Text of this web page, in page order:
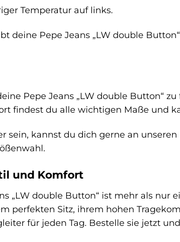
Temperatur auf links.
deine Pepe Jeans „LW double
Pepe Jeans „LW double Button“
findest du alle wichtigen Maße und
sein, kannst du dich gerne an
und Komfort
„LW double Button“ ist mehr als nur
perfekten Sitz, ihrem hohen
für jeden Tag. Bestelle sie jetzt